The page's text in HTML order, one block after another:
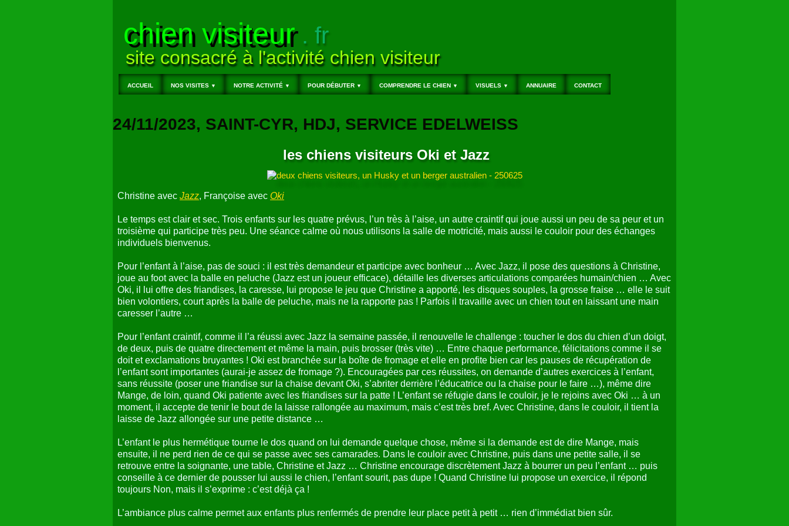
chien visiteur. fr
site consacré à l'activité chien visiteur
ACCUEIL NOS VISITES ▼ NOTRE ACTIVITÉ ▼ POUR DÉBUTER ▼ COMPRENDRE LE CHIEN ▼ VISUELS ▼ ANNUAIRE CONTACT
24/11/2023, SAINT-CYR, HDJ, SERVICE EDELWEISS
les chiens visiteurs Oki et Jazz
Christine avec Jazz, Françoise avec Oki
Le temps est clair et sec. Trois enfants sur les quatre prévus, l’un très à l’aise, un autre craintif qui joue aussi un peu de sa peur et un
troisième qui participe très peu. Une séance calme où nous utilisons la salle de motricité, mais aussi le couloir pour des échanges
individuels bienvenus.
Pour l’enfant à l’aise, pas de souci : il est très demandeur et participe avec bonheur … Avec Jazz, il pose des questions à Christine,
joue au foot avec la balle en peluche (Jazz est un joueur efficace), détaille les diverses articulations comparées humain/chien … Avec
Oki, il lui offre des friandises, la caresse, lui propose le jeu que Christine a apporté, les disques souples, la grosse fraise … elle le suit
bien volontiers, court après la balle de peluche, mais ne la rapporte pas ! Parfois il travaille avec un chien tout en laissant une main
caresser l’autre …
Pour l’enfant craintif, comme il l’a réussi avec Jazz la semaine passée, il renouvelle le challenge : toucher le dos du chien d’un doigt,
de deux, puis de quatre directement et même la main, puis brosser (très vite) … Entre chaque performance, félicitations comme il se
doit et exclamations bruyantes ! Oki est branchée sur la boîte de fromage et elle en profite bien car les pauses de récupération de
l’enfant sont importantes (aurai-je assez de fromage ?). Encouragées par ces réussites, on demande d’autres exercices à l’enfant,
sans réussite (poser une friandise sur la chaise devant Oki, s’abriter derrière l’éducatrice ou la chaise pour le faire …), même dire
Mange, de loin, quand Oki patiente avec les friandises sur la patte ! L’enfant se réfugie dans le couloir, je le rejoins avec Oki … à un
moment, il accepte de tenir le bout de la laisse rallongée au maximum, mais c’est très bref. Avec Christine, dans le couloir, il tient la
laisse de Jazz allongée sur une petite distance …
L’enfant le plus hermétique tourne le dos quand on lui demande quelque chose, même si la demande est de dire Mange, mais
ensuite, il ne perd rien de ce qui se passe avec ses camarades. Dans le couloir avec Christine, puis dans une petite salle, il se
retrouve entre la soignante, une table, Christine et Jazz … Christine encourage discrètement Jazz à bourrer un peu l’enfant … puis
conseille à ce dernier de pousser lui aussi le chien, l’enfant sourit, pas dupe ! Quand Christine lui propose un exercice, il répond
toujours Non, mais il s’exprime : c’est déjà ça !
L’ambiance plus calme permet aux enfants plus renfermés de prendre leur place petit à petit … rien d’immédiat bien sûr.